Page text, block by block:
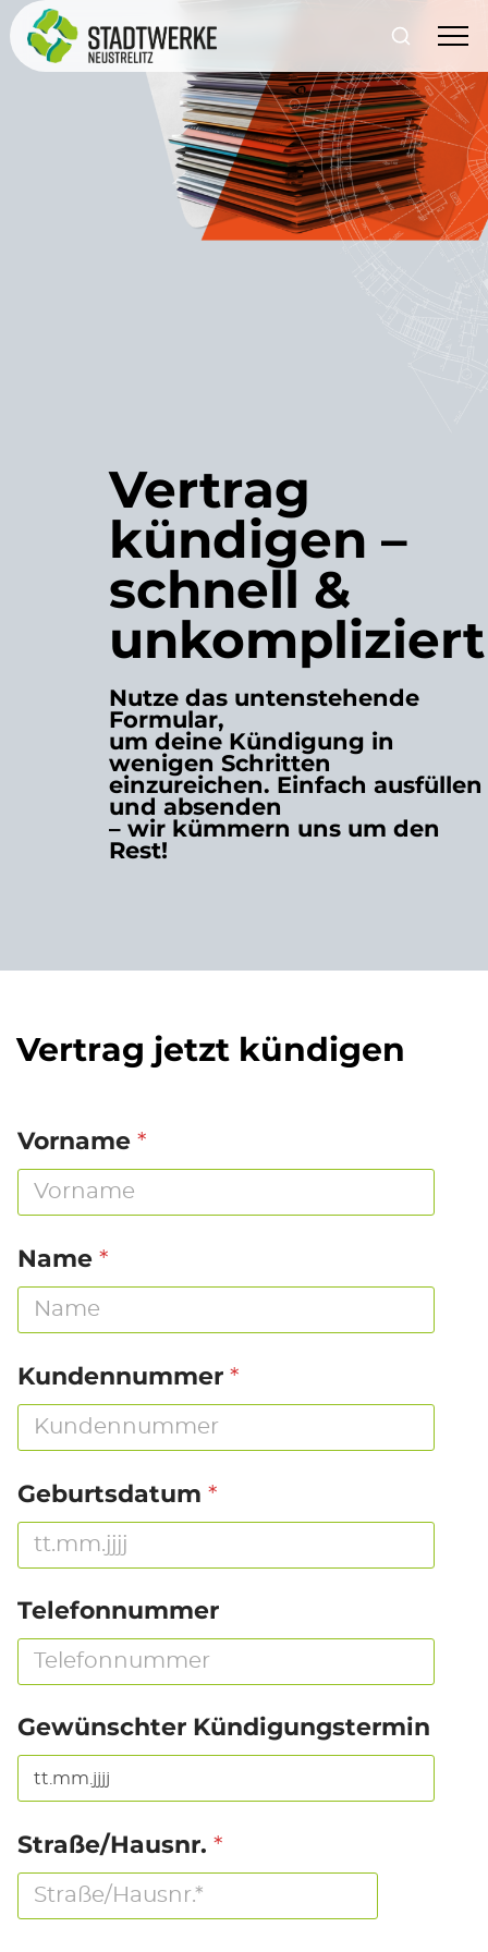
Vertrag
kündigen –
schnell &
unkompliziert
Nutze das untenstehende
Formular,
um deine Kündigung in
wenigen Schritten
einzureichen. Einfach ausfüllen
und absenden
– wir kümmern uns um den
Rest!
Vertrag jetzt kündigen
Vorname *
Name *
Kundennummer *
Geburtsdatum *
*
*
Telefonnummer
Gewünschter Kündigungstermin
Straße/Hausnr. *